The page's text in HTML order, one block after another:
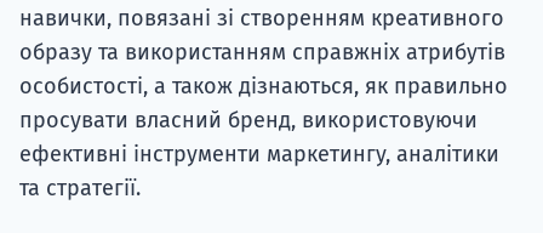
навички, повязані зі створенням креативного
образу та використанням справжніх атрибутів
особистості, а також дізнаються, як правильно
просувати власний бренд, використовуючи
ефективні інструменти маркетингу, аналітики
та стратегії.